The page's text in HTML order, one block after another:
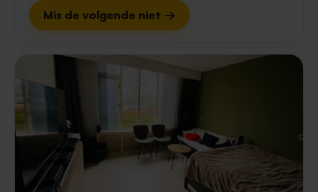
Mis de volgende niet →